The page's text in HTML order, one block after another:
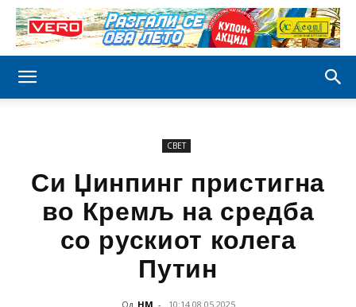
СВЕТ
Си Џинпинг пристигна
во Кремљ на средба
со рускиот колега
Путин
Од НМ - 10:14 08.05.2025